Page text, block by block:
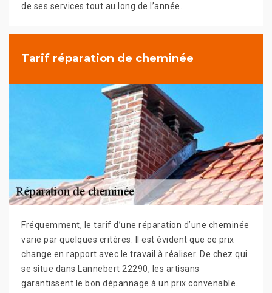
de ses services tout au long de l’année.
Tarif réparation de cheminée
Fréquemment, le tarif d’une réparation d’une cheminée
varie par quelques critères. Il est évident que ce prix
change en rapport avec le travail à réaliser. De chez qui
se situe dans Lannebert 22290, les artisans
garantissent le bon dépannage à un prix convenable.